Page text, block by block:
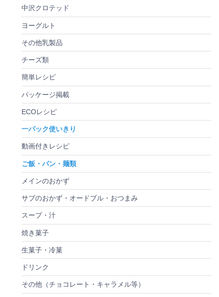
中沢クロテッド
ヨーグルト
その他乳製品
チーズ類
簡単レシピ
パッケージ掲載
ECOレシピ
一パック使いきり
動画付きレシピ
ご飯・パン・麺類
メインのおかず
サブのおかず・オードブル・おつまみ
スープ・汁
焼き菓子
生菓子・冷菓
ドリンク
その他（チョコレート・キャラメル等）